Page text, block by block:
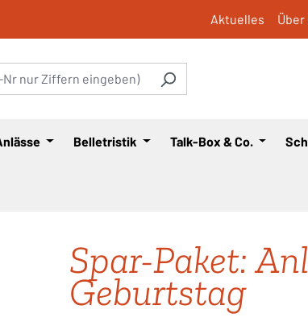
Aktuelles Über
Belletristik Talk-Box & Co.
Spar-Paket:
Geburtstag